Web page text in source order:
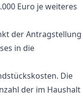
Euro je weiteres
der Antragstellung
in die
Die
der im Haushalt